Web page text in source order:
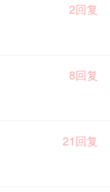
2回复
8回复
21回复